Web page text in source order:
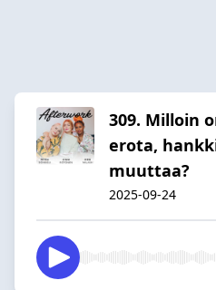
309. Milloin
erota,
muuttaa?
2025-09-24